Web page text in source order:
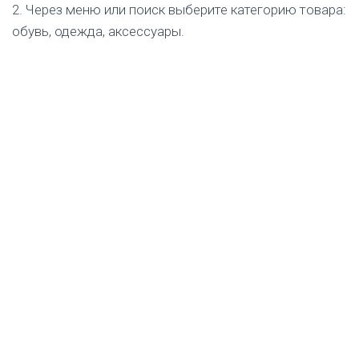
2. Через меню или поиск выберите категорию товара:
обувь, одежда, аксессуары.